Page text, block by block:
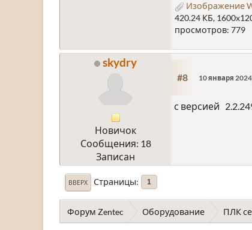
Изображение
420.24 КБ,
просмотров: 779
skydry
Новичок
Сообщения: 18
Записан
#8 10 января
с версией
ВВЕРХ Страницы 1
Форум Zentec Оборудование ПЛК